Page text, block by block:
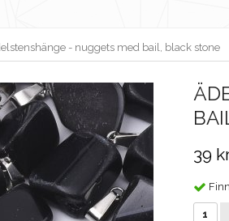
- nuggets med bail, black stone
39